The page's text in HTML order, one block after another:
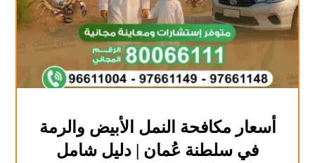
أسعار مكافحة النمل الأبيض والرمة
في سلطنة عُمان | دليل شامل